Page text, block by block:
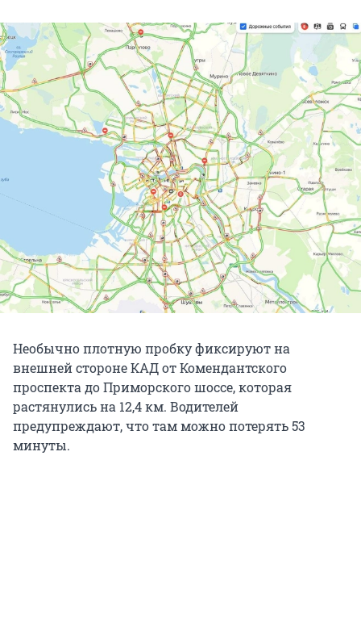
Необычно плотную пробку фиксируют на
внешней стороне КАД от Комендантского
проспекта до Приморского шоссе, которая
растянулись на 12,4 км. Водителей
предупреждают, что там можно потерять 53
минуты.